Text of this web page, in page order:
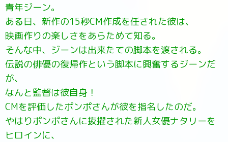
青年ジーン。
ある日、新作の15秒CM作成を任された彼は、
映画作りの楽しさをあらためて知る。
そんな中、ジーンは出来たての脚本を渡される。
伝説の俳優の復帰作という脚本に興奮するジーンだ
が、
なんと監督は彼自身！
CMを評価したポンポさんが彼を指名したのだ。
やはりポンポさんに抜擢された新人女優ナタリーを
ヒロインに、